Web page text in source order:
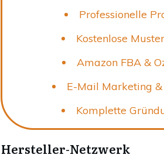
Professionelle
Kostenlose
Amazon FBA &
E-Mail Marketing
Komplette
Hersteller-Netzwerk